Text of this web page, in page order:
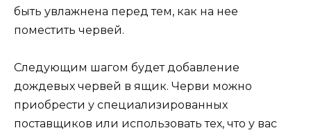
быть увлажнена перед тем, как на нее
поместить червей.
Следующим шагом будет добавление
дождевых червей в ящик. Черви можно
приобрести у специализированных
поставщиков или использовать тех, что у вас